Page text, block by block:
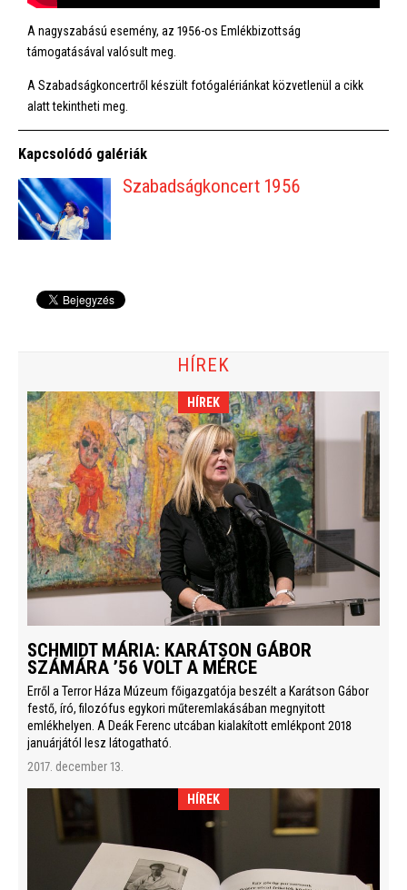
A nagyszabású esemény, az 1956-os Emlékbizottság
támogatásával valósult meg.
A Szabadságkoncertről készült fotógalériánkat közvetlenül a cikk
alatt tekintheti meg.
Kapcsolódó galériák
Szabadságkoncert 1956
HÍREK
HÍREK
SCHMIDT MÁRIA: KARÁTSON GÁBOR
SZÁMÁRA ’56 VOLT A MÉRCE
Erről a Terror Háza Múzeum főigazgatója beszélt a Karátson Gábor
festő, író, filozófus egykori műteremlakásában megnyitott
emlékhelyen. A Deák Ferenc utcában kialakított emlékpont 2018
januárjától lesz látogatható.
2017. december 13.
HÍREK